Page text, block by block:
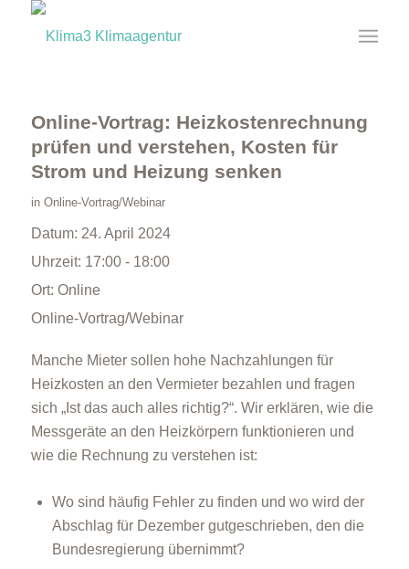
Online-Vortrag: Heizkostenrechnung
prüfen und verstehen, Kosten für
Strom und Heizung senken
in Online-Vortrag/Webinar
Datum: 24. April 2024
Uhrzeit: 17:00 - 18:00
Ort: Online
Online-Vortrag/Webinar
Manche Mieter sollen hohe Nachzahlungen für
Heizkosten an den Vermieter bezahlen und fragen
sich „Ist das auch alles richtig?“. Wir erklären, wie die
Messgeräte an den Heizkörpern funktionieren und
wie die Rechnung zu verstehen ist:
Wo sind häufig Fehler zu finden und wo wird der
Abschlag für Dezember gutgeschrieben, den die
Bundesregierung übernimmt?